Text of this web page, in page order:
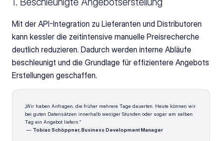
Mit der API-Integration zu Lieferanten und Distributoren
kann kessler die zeitintensive manuelle Preisrecherche
deutlich reduzieren. Dadurch werden interne Abläufe
beschleunigt und die Grundlage für effizientere Angebots
Erstellungen geschaffen.
„Wir haben Anfragen, die früher mehrere Tage dauerten. Heute können wir
bei guten Datensätzen innerhalb weniger Stunden oder sogar am selben
Tag ein Angebot liefern.“
— Tobias Schöppner, Business Development Manager